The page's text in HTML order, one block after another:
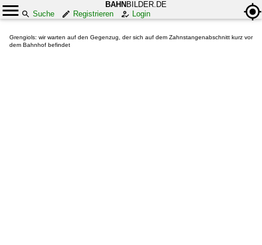
BAHN BILDER.DE
Suche
Registrieren Login
Grengiols: wir warten auf den Gegenzug, der sich auf dem Zahnstangenabschnitt kurz vor
dem Bahnhof befindet